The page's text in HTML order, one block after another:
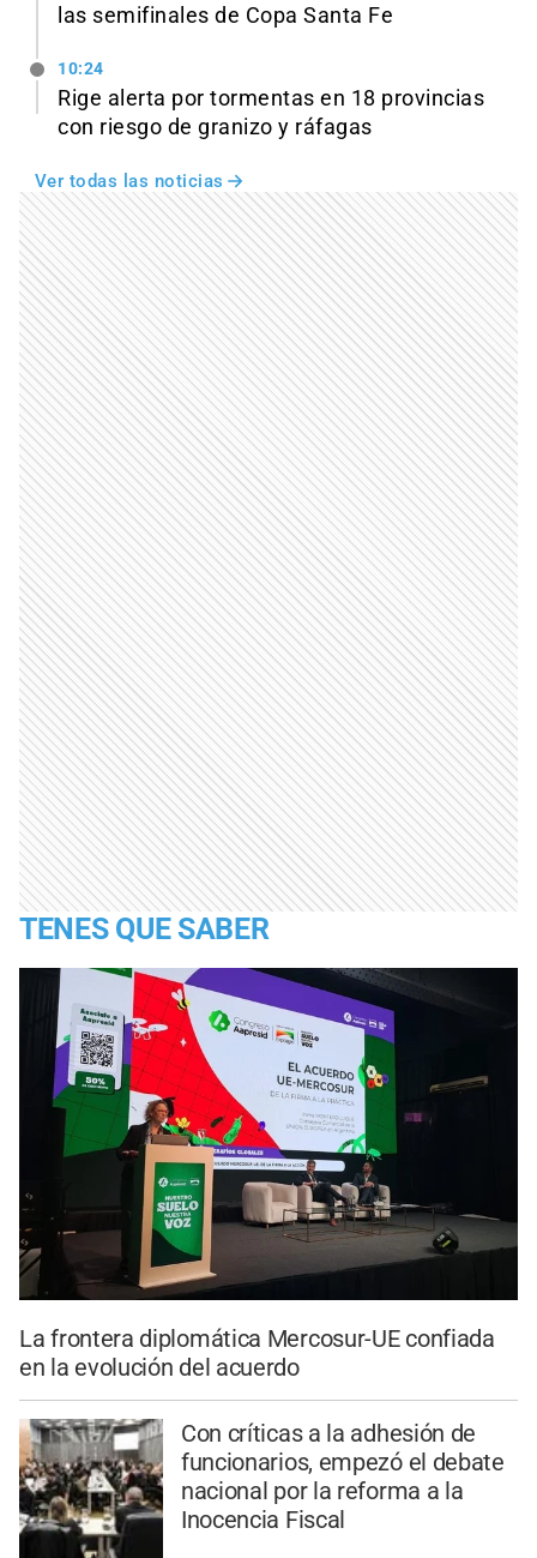
las semifinales de Copa Santa Fe
10:24
Rige alerta por tormentas en 18 provincias
con riesgo de granizo y ráfagas
Ver todas las noticias
TENES QUE SABER
La frontera diplomática Mercosur-UE confiada
en la evolución del acuerdo
Con críticas a la adhesión de
funcionarios, empezó el debate
nacional por la reforma a la
Inocencia Fiscal